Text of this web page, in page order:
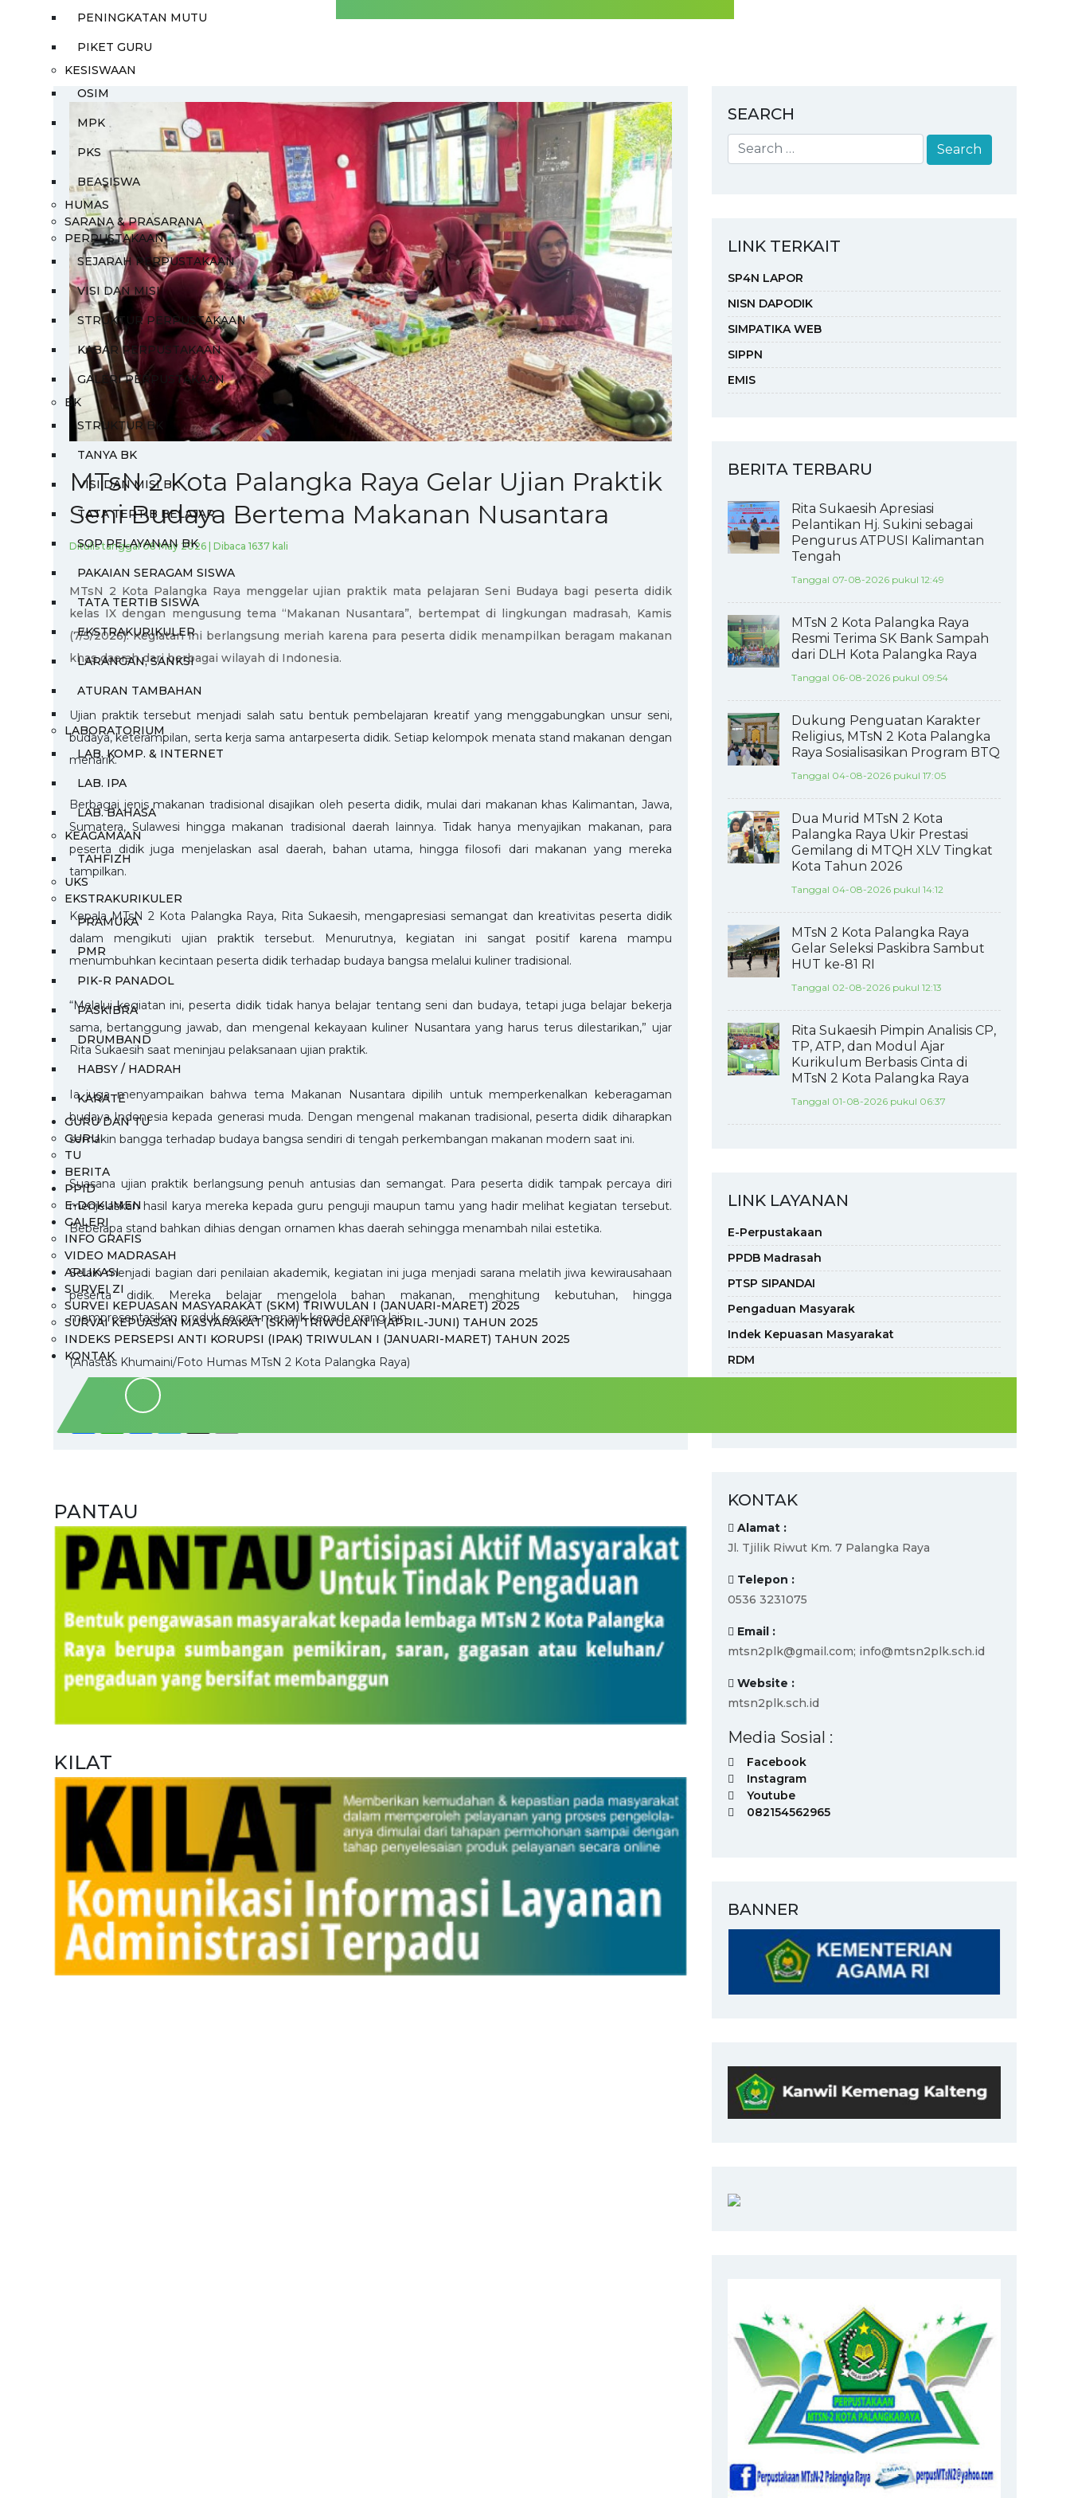
PENINGKATAN MUTU
PIKET GURU
KESISWAAN
OSIM
MPK
PKS
BEASISWA
HUMAS
SARANA & PRASARANA
PERPUSTAKAAN
SEJARAH PERPUSTAKAAN
VISI DAN MISI
STRUKTUR PERPUSTAKAAN
KABAR PERPUSTAKAAN
GALERI PERPUSTAKAAN
BK
STRUKTUR BK
TANYA BK
VISI DAN MISI BK
TATA TERTIB BELAJAR
SOP PELAYANAN BK
PAKAIAN SERAGAM SISWA
TATA TERTIB SISWA
EKSTRAKURIKULER
LARANGAN, SANKSI
ATURAN TAMBAHAN
LABORATORIUM
LAB. KOMP. & INTERNET
LAB. IPA
LAB. BAHASA
KEAGAMAAN
TAHFIZH
UKS
EKSTRAKURIKULER
PRAMUKA
PMR
PIK-R PANADOL
PASKIBRA
DRUMBAND
HABSY / HADRAH
KARATE
GURU DAN TU
GURU
TU
BERITA
PPID
E-DOKUMEN
GALERI
INFO GRAFIS
VIDEO MADRASAH
APLIKASI
SURVEI ZI
SURVEI KEPUASAN MASYARAKAT (SKM) TRIWULAN I (JANUARI-MARET) 2025
SURVAI KEPUASAN MASYARAKAT (SKM) TRIWULAN II (APRIL-JUNI) TAHUN 2025
INDEKS PERSEPSI ANTI KORUPSI (IPAK) TRIWULAN I (JANUARI-MARET) TAHUN 2025
KONTAK
MTsN 2 Kota Palangka Raya Gelar Ujian Praktik
Seni Budaya Bertema Makanan Nusantara
Ditulis tanggal 08 May 2026 | Dibaca 1637 kali
MTsN 2 Kota Palangka Raya menggelar ujian praktik mata pelajaran Seni Budaya bagi peserta didik
kelas IX dengan mengusung tema “Makanan Nusantara”, bertempat di lingkungan madrasah, Kamis
(7/5/2026). Kegiatan ini berlangsung meriah karena para peserta didik menampilkan beragam makanan
khas daerah dari berbagai wilayah di Indonesia.
Ujian praktik tersebut menjadi salah satu bentuk pembelajaran kreatif yang menggabungkan unsur seni,
budaya, keterampilan, serta kerja sama antarpeserta didik. Setiap kelompok menata stand makanan dengan
menarik.
Berbagai jenis makanan tradisional disajikan oleh peserta didik, mulai dari makanan khas Kalimantan, Jawa,
Sumatera, Sulawesi hingga makanan tradisional daerah lainnya. Tidak hanya menyajikan makanan, para
peserta didik juga menjelaskan asal daerah, bahan utama, hingga filosofi dari makanan yang mereka
tampilkan.
Kepala MTsN 2 Kota Palangka Raya, Rita Sukaesih, mengapresiasi semangat dan kreativitas peserta didik
dalam mengikuti ujian praktik tersebut. Menurutnya, kegiatan ini sangat positif karena mampu
menumbuhkan kecintaan peserta didik terhadap budaya bangsa melalui kuliner tradisional.
“Melalui kegiatan ini, peserta didik tidak hanya belajar tentang seni dan budaya, tetapi juga belajar bekerja
sama, bertanggung jawab, dan mengenal kekayaan kuliner Nusantara yang harus terus dilestarikan,” ujar
Rita Sukaesih saat meninjau pelaksanaan ujian praktik.
Ia juga menyampaikan bahwa tema Makanan Nusantara dipilih untuk memperkenalkan keberagaman
budaya Indonesia kepada generasi muda. Dengan mengenal makanan tradisional, peserta didik diharapkan
semakin bangga terhadap budaya bangsa sendiri di tengah perkembangan makanan modern saat ini.
Suasana ujian praktik berlangsung penuh antusias dan semangat. Para peserta didik tampak percaya diri
menjelaskan hasil karya mereka kepada guru penguji maupun tamu yang hadir melihat kegiatan tersebut.
Beberapa stand bahkan dihias dengan ornamen khas daerah sehingga menambah nilai estetika.
Selain menjadi bagian dari penilaian akademik, kegiatan ini juga menjadi sarana melatih jiwa kewirausahaan
peserta didik. Mereka belajar mengelola bahan makanan, menghitung kebutuhan, hingga
mempresentasikan produk secara menarik kepada orang lain.
(Anastas Khumaini/Foto Humas MTsN 2 Kota Palangka Raya)
WhatsApp
PANTAU
KILAT
SEARCH
LINK TERKAIT
SP4N LAPOR
NISN DAPODIK
SIMPATIKA WEB
SIPPN
EMIS
BERITA TERBARU
Rita Sukaesih Apresiasi
Pelantikan Hj. Sukini sebagai
Pengurus ATPUSI Kalimantan
Tengah
Tanggal 07-08-2026 pukul 12:49
MTsN 2 Kota Palangka Raya
Resmi Terima SK Bank Sampah
dari DLH Kota Palangka Raya
Tanggal 06-08-2026 pukul 09:54
Dukung Penguatan Karakter
Religius, MTsN 2 Kota Palangka
Raya Sosialisasikan Program BTQ
Tanggal 04-08-2026 pukul 17:05
Dua Murid MTsN 2 Kota
Palangka Raya Ukir Prestasi
Gemilang di MTQH XLV Tingkat
Kota Tahun 2026
Tanggal 04-08-2026 pukul 14:12
MTsN 2 Kota Palangka Raya
Gelar Seleksi Paskibra Sambut
HUT ke-81 RI
Tanggal 02-08-2026 pukul 12:13
Rita Sukaesih Pimpin Analisis CP,
TP, ATP, dan Modul Ajar
Kurikulum Berbasis Cinta di
MTsN 2 Kota Palangka Raya
Tanggal 01-08-2026 pukul 06:37
LINK LAYANAN
E-Perpustakaan
PPDB Madrasah
PTSP SIPANDAI
Pengaduan Masyarak
Indek Kepuasan Masyarakat
RDM
KONTAK
Alamat :
Jl. Tjilik Riwut Km. 7 Palangka Raya
Telepon :
0536 3231075
Email :
mtsn2plk@gmail.com; info@mtsn2plk.sch.id
Website :
mtsn2plk.sch.id
Media Sosial :
Facebook
Instagram
Youtube
082154562965
BANNER